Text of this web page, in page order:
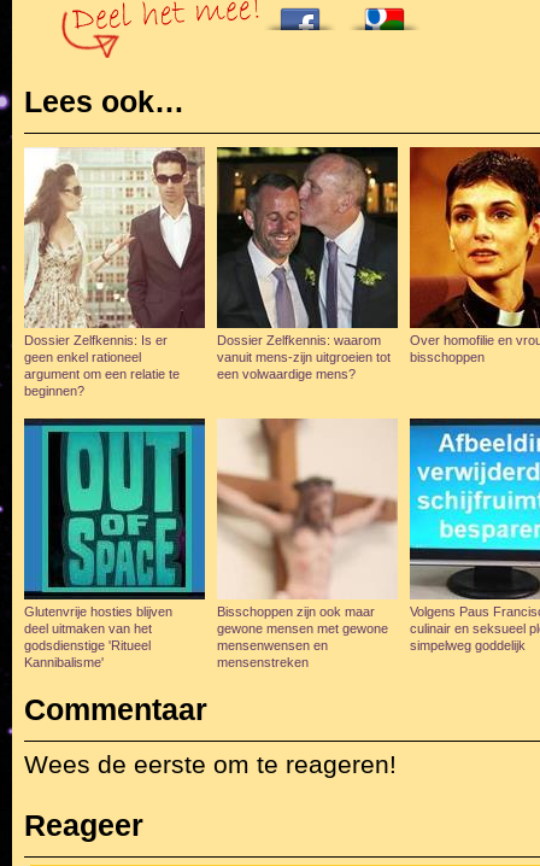
Lees ook…
Dossier Zelfkennis: Is er
geen enkel rationeel
argument om een relatie te
beginnen?
Dossier Zelfkennis: waarom
vanuit mens-zijn uitgroeien tot
een volwaardige mens?
Over homofilie en
bisschoppen
Glutenvrije hosties blijven
deel uitmaken van het
godsdienstige 'Ritueel
Kannibalisme'
Bisschoppen zijn ook maar
gewone mensen met gewone
mensenwensen en
mensenstreken
Volgens Paus
culinair en seksueel
simpelweg goddelijk
Commentaar
Wees de eerste om te reageren!
Reageer